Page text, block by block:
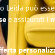
Leida può
e assicurati i